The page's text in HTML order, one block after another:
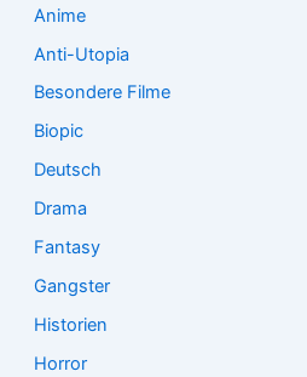
Anime
Anti-Utopia
Besondere Filme
Biopic
Deutsch
Drama
Fantasy
Gangster
Historien
Horror